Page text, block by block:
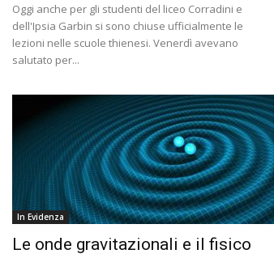
Oggi anche per gli studenti del liceo Corradini e
dell'Ipsia Garbin si sono chiuse ufficialmente le
lezioni nelle scuole thienesi. Venerdì avevano
salutato per...
In Evidenza
Le onde gravitazionali e il fisico